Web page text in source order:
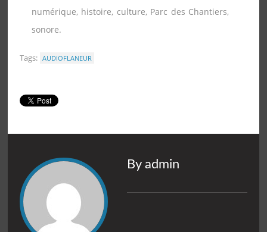
numérique, histoire, culture, Parc des Chantiers,
sonore.
Tags: AUDIOFLANEUR
By admin